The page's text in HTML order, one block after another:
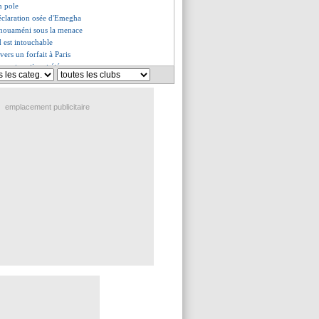
pole
osée d'Emegha
sous la menace
est intouchable
un forfait à Paris
partir cet été
calcul à Lille
de Beye contre son équipe
emplacement publicitaire